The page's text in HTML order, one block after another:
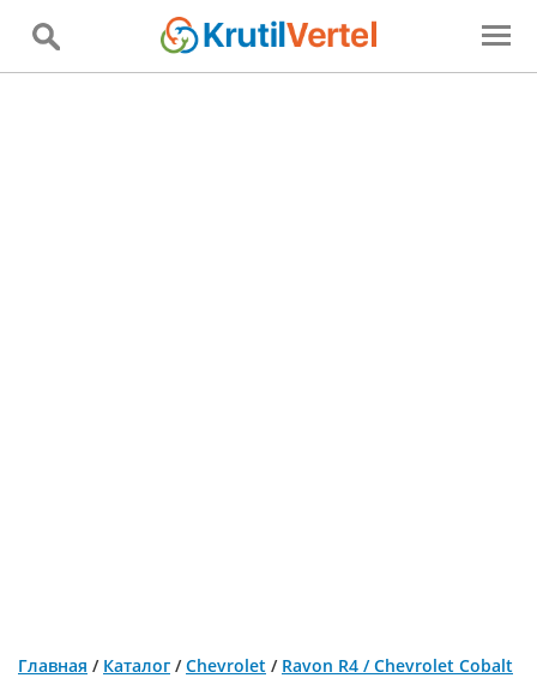
Главная / Каталог /Chevrolet / Ravon R4 / Chevrolet Cobalt